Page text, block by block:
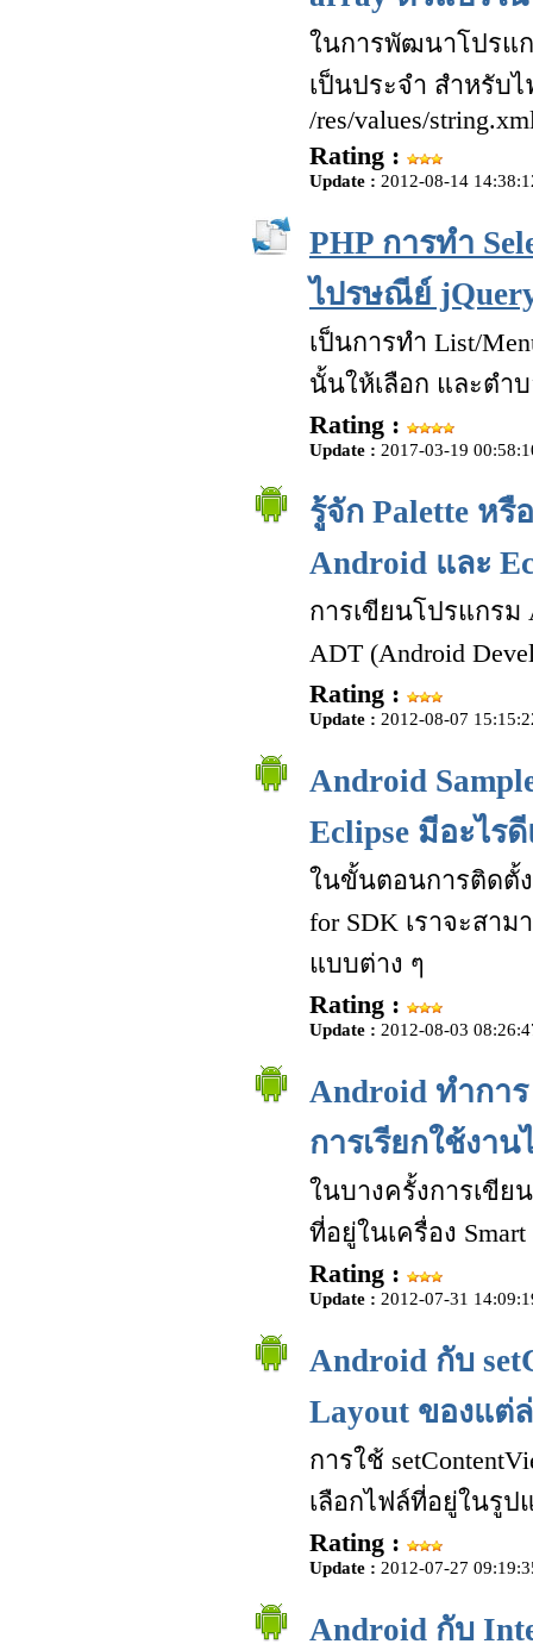
ในการพัฒนาโปรแก
เป็นประจำ สำหรับ
/res/values/
Rating :
Update : 2012-08-14
PHP การทำ
ไปรษณีย์
เป็นการทำ List/
นั้นให้เลือก และตำ
Rating :
Update : 2017-03-19
รู้จัก Palette หรื
Android และ
การเขียนโปรแกรม
ADT (Android
Rating :
Update : 2012-08-07
Android
Eclipse มีอะไร
ในขั้นตอนการติดตั้ง
for SDK เราจะสาม
แบบต่าง ๆ
Rating :
Update : 2012-08-03
Android ทำกา
การเรียกใช้งา
ในบางครั้งการเขีย
ที่อยู่ในเครื่อง
Rating :
Update : 2012-07-31
Android กับ
Layout ของแต่
การใช้
เลือกไฟล์ที่อยู่ในรู
Rating :
Update : 2012-07-27
Android กับ